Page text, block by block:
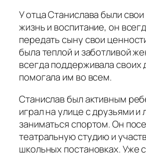
У отца Станислава были
жизнь и воспитание, он
передать сыну свои
была теплой и заботливой
всегда поддерживала своих
помогала им во всем.
Станислав был активным
играл на улице с друзьями и
заниматься спортом. Он
театральную студию и
школьных постановках. Уже